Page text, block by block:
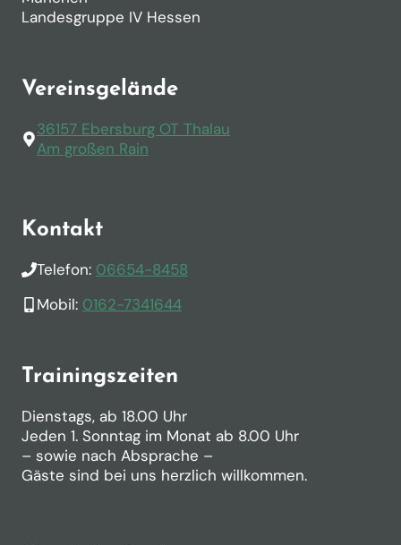
Landesgruppe IV Hessen
Vereinsgelände
36157 Ebersburg OT Thalau
Am großen Rain
Kontakt
Telefon: 06654-8458
Mobil: 0162-7341644
Trainingszeiten
Dienstags, ab 18.00 Uhr
Jeden 1. Sonntag im Monat ab 8.00 Uhr
– sowie nach Absprache –
Gäste sind bei uns herzlich willkommen.